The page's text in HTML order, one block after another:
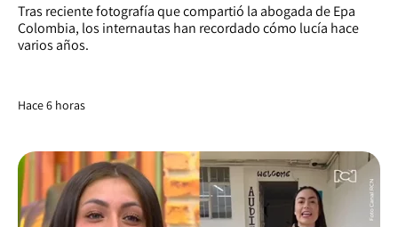
Tras reciente fotografía que compartió la abogada de Epa
Colombia, los internautas han recordado cómo lucía hace
varios años.
Hace 6 horas